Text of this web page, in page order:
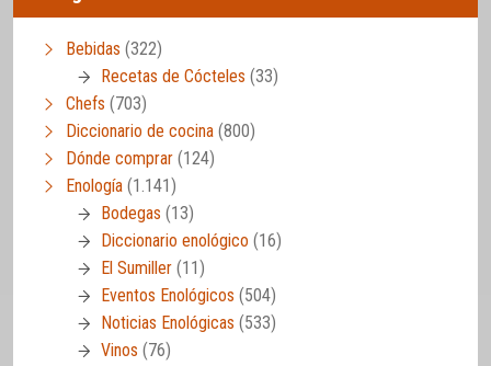
Bebidas (322)
Recetas de Cócteles (33)
Chefs (703)
Diccionario de cocina (800)
Dónde comprar (124)
Enología (1.141)
Bodegas (13)
Diccionario enológico (16)
El Sumiller (11)
Eventos Enológicos (504)
Noticias Enológicas (533)
Vinos (76)